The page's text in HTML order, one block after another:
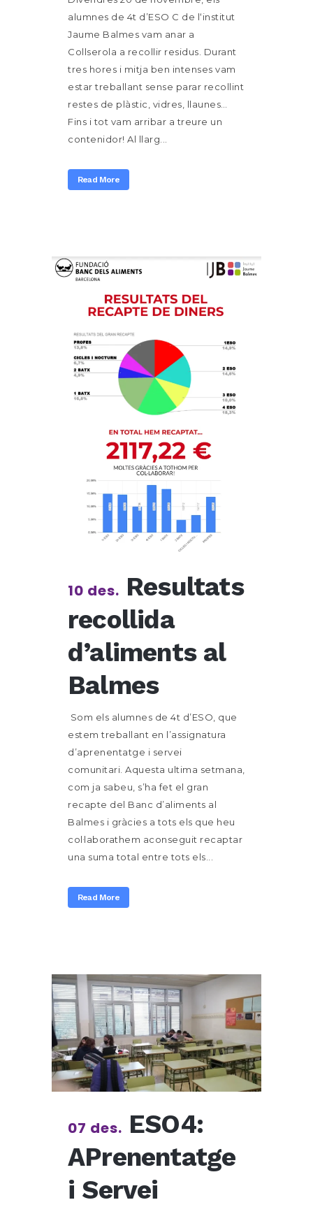
alumnes de 4t d’ESO C de l‘institut
Jaume Balmes vam anar a
Collserola a recollir residus. Durant
tres hores i mitja ben intenses vam
estar treballant sense parar recollint
restes de plàstic, vidres, llaunes…
Fins i tot vam arribar a treure un
contenidor! Al llarg...
Read More
10 des. Resultats
recollida
d’aliments al
Balmes
Som els alumnes de 4t d’ESO, que
estem treballant en l’assignatura
d’aprenentatge i servei
comunitari. Aquesta ultima setmana,
com ja sabeu, s’ha fet el gran
recapte del Banc d’aliments al
Balmes i gràcies a tots els que heu
col·laborathem aconseguit recaptar
una suma total entre tots els...
Read More
07 des. ESO4:
APrenentatge
i Servei